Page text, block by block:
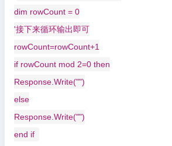
dim rowCount = 0
'接下来循环输出即可
rowCount=rowCount+1
if rowCount mod 2=0 then
Response.Write("")
else
Response.Write("")
end if